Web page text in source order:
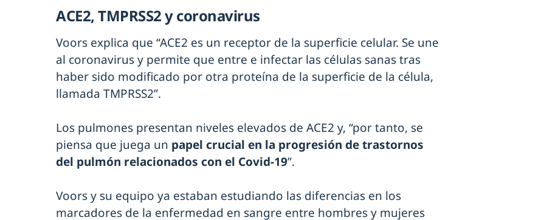
ACE2, TMPRSS2 y coronavirus
Voors explica que “ACE2 es un receptor de la superficie celular. Se une
al coronavirus y permite que entre e infectar las células sanas tras
haber sido modificado por otra proteína de la superficie de la célula,
llamada TMPRSS2”.
Los pulmones presentan niveles elevados de ACE2 y, “por tanto, se
piensa que juega un papel crucial en la progresión de trastornos
del pulmón relacionados con el Covid-19”.
Voors y su equipo ya estaban estudiando las diferencias en los
marcadores de la enfermedad en sangre entre hombres y mujeres